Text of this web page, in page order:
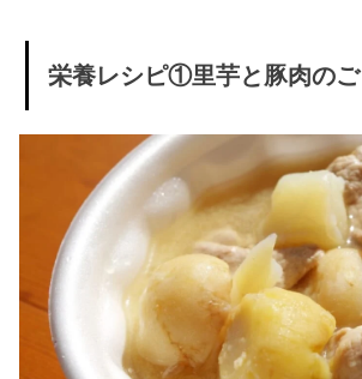
栄養レシピ①里芋と豚肉の